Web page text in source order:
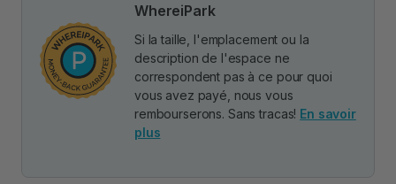
WhereiPark
Si la taille, l'emplacement ou la
description de l'espace ne
correspondent pas à ce pour quoi
vous avez payé, nous vous
rembourserons. Sans tracas! En savoir
plus